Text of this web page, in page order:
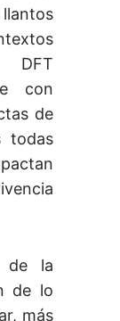
DFT
con
de
todas
de la
de lo
más